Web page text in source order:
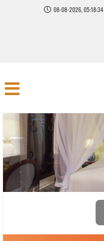
08-08-2026, 05:18:36